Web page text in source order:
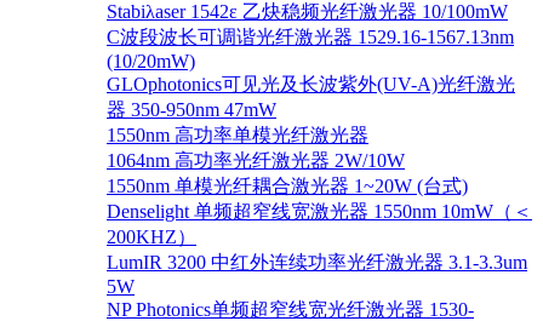
Stabiλaser 1542ε 乙炔稳频光纤激光器 10/100mW
C波段波长可调谐光纤激光器 1529.16-1567.13nm
(10/20mW)
GLOphotonics可见光及长波紫外(UV-A)光纤激光
器 350-950nm 47mW
1550nm 高功率单模光纤激光器
1064nm 高功率光纤激光器 2W/10W
1550nm 单模光纤耦合激光器 1~20W (台式)
Denselight 单频超窄线宽激光器 1550nm 10mW（＜
200KHZ）
LumIR 3200 中红外连续功率光纤激光器 3.1-3.3um
5W
NP Photonics单频超窄线宽光纤激光器 1530-